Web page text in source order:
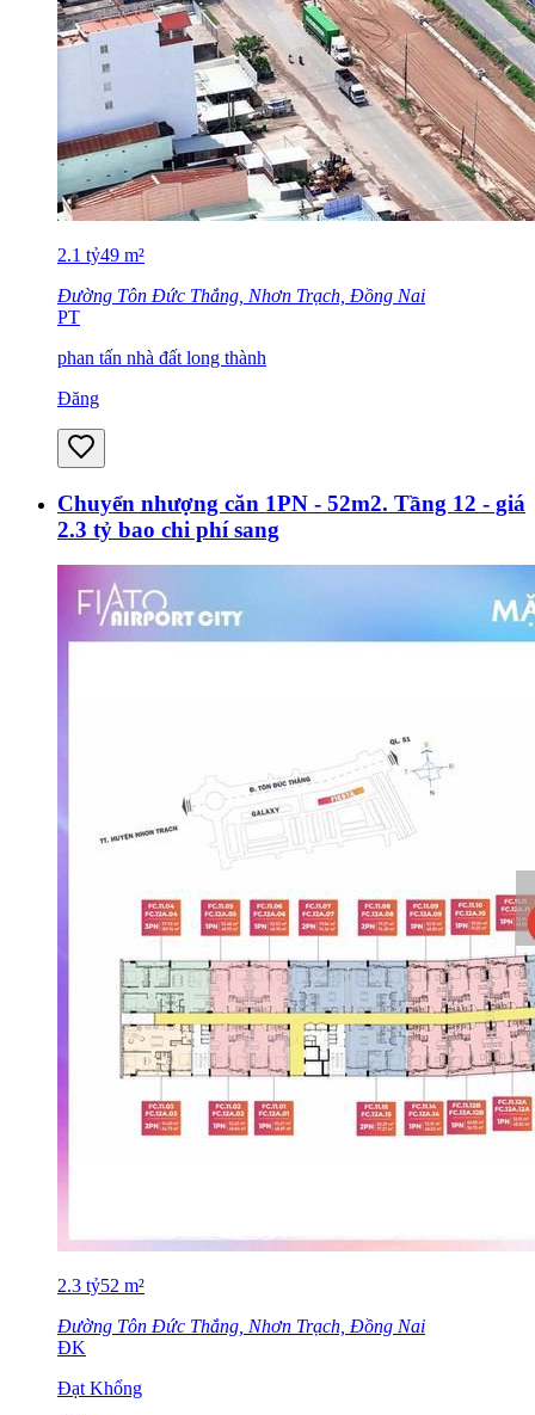
2.1 tỷ49 m²
Đường Tôn Đức Thắng, Nhơn Trạch, Đồng Nai
PT
phan tấn nhà đất long thành
Đăng
Chuyển nhượng căn 1PN - 52m2. Tầng 12 - giá
2.3 tỷ bao chi phí sang
2.3 tỷ52 m²
Đường Tôn Đức Thắng, Nhơn Trạch, Đồng Nai
ĐK
Đạt Khổng